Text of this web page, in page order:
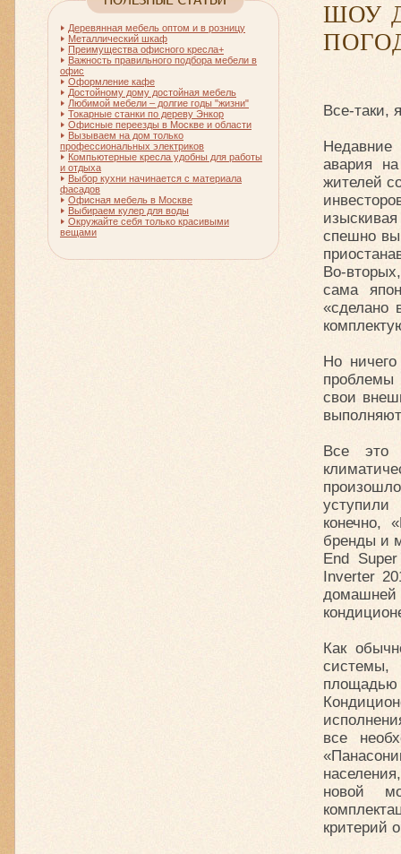
ШОУ
Все-таки,
авария
жителей
спешно
Во-
сама
«сделано
Но
проблемы
свои
Все это
уступили
конечно,
бренды и
End
Inverter
Как
системы,
все
новой
критерий
Деревянная мебель оптом и в розницу
Металлический шкаф
Преимущества офисного кресла+
Важность правильного подбора мебели в
офис
Оформление кафе
Достойному дому достойная мебель
Любимой мебели – долгие годы "жизни"
Токарные станки по дереву Энкор
Офисные переезды в Москве и области
Вызываем на дом только
профессиональных электриков
Компьютерные кресла удобны для работы
и отдыха
Выбор кухни начинается с материала
фасадов
Офисная мебель в Москве
Выбираем кулер для воды
Окружайте себя только красивыми
вещами